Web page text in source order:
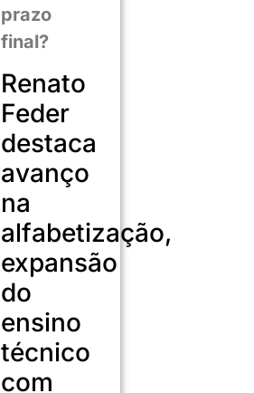
prazo
final?
Renato
Feder
destaca
avanço
na
alfabetização,
expansão
do
ensino
técnico
com